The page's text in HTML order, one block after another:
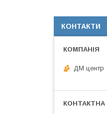
КОНТАКТИ
ДМ центр